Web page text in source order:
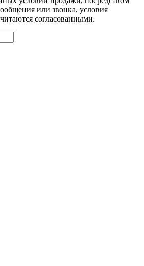
или звонка, условия
согласованными.